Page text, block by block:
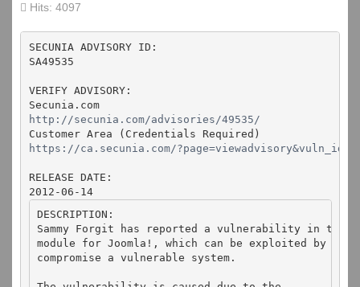
Hits: 4097
SECUNIA ADVISORY ID:
SA49535
VERIFY ADVISORY:
Secunia.com
http://secunia.com/advisories/49535/
https://ca.secunia.com/
RELEASE DATE:
2012-06-14
DESCRIPTION:
Sammy Forgit has reported a vulnerability in the
module for Joomla!, which can be exploited by
compromise a vulnerable system.